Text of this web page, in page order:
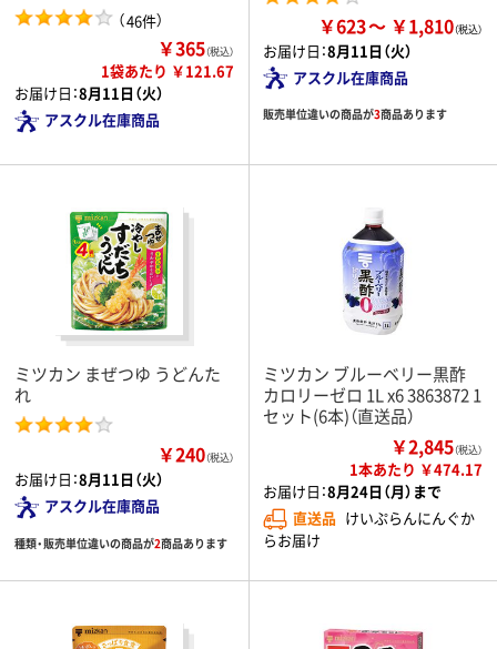
（46件）
￥365（税込）
1袋あたり ￥121.67
お届け日：8月11日（火）
アスクル在庫商品
￥623 ￥1,810
お届け日：8月11日（火）
アスクル在庫商品
販売単位違いの商品が3商品あります
ミツカン まぜつゆ うどんた
れ
￥240（税込）
お届け日：8月11日（火）
アスクル在庫商品
種類・販売単位違いの商品が2商品あります
ミツカン ブルーベリー黒酢
カロリーゼロ 1L x6 3863872 1
セット(6本)（直送品）
￥2,845（税込）
1本あたり ￥474.17
お届け日：8月24日（月）まで
直送品 けいぷらんにんぐか
らお届け